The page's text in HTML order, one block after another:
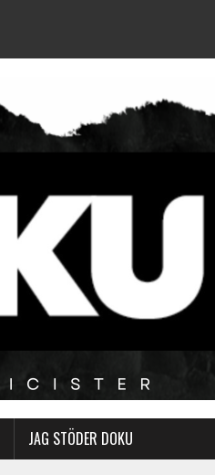
JAG STÖDER DOKU